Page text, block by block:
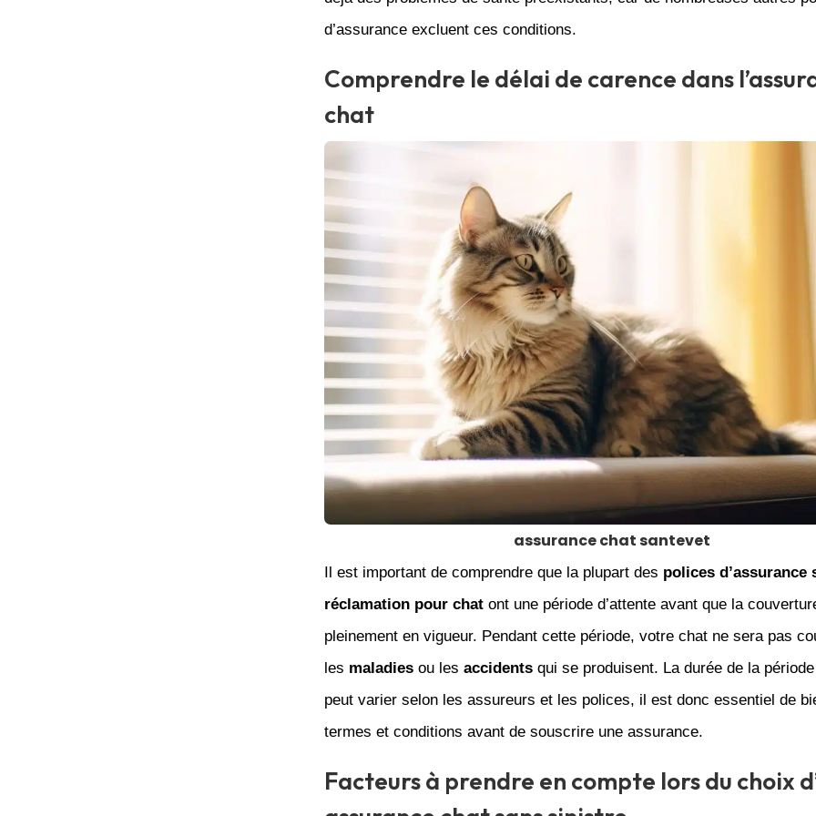
d’assurance excluent ces conditions.
Comprendre le délai de carence dans
chat
assurance chat santevet
Il est important de comprendre que la plupart des polices d’assurance
réclamation pour chatont une période d’attente avant que la
pleinement en vigueur. Pendant cette période, votre chat ne sera pas
les maladiesou les accidentsqui se produisent. La durée de la période
peut varier selon les assureurs et les polices, il est donc essentiel de
termes et conditions avant de souscrire une assurance.
Facteurs à prendre en compte lors du choix